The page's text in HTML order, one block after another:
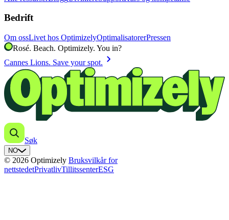
Bedrift
Om ossLivet hos OptimizelyOptimalisatorerPressen
Rosé. Beach. Optimizely. You in?
Cannes Lions. Save your spot. chevron_right
Søk
NO
© 2026 Optimizely Bruksvilkår for
nettstedetPrivatlivTillitssenterESG